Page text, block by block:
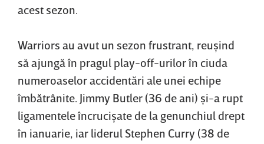
acest sezon.
Warriors au avut un sezon frustrant, reuşind
să ajungă în pragul play-off-urilor în ciuda
numeroaselor accidentări ale unei echipe
îmbătrânite. Jimmy Butler (36 de ani) şi-a rupt
ligamentele încrucişate de la genunchiul drept
în ianuarie, iar liderul Stephen Curry (38 de